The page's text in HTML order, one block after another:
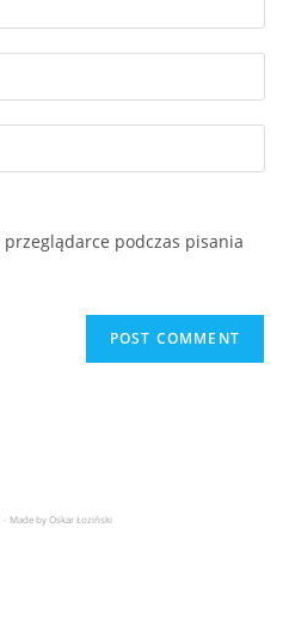
podczas pisania
Made by Oskar Łoziński